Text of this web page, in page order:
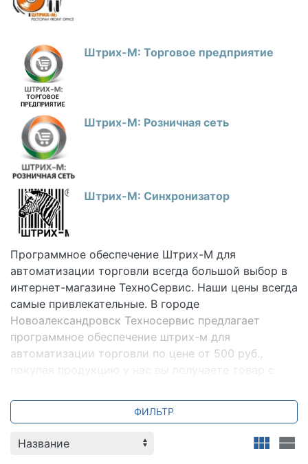
Штрих-М: Торговое предприятие
Штрих-М: Розничная сеть
Штрих-М: Синхронизатор
Программное обеспечение Штрих-М для
автоматизации торговли всегда большой выбор в
интернет-магазине ТехноСервис. Наши цены всегда
самые привлекательные. В городе
Новоалександровск Техносервис предлагает
программное обеспечение штрих-м для
автоматизации торговли по цене от 500 руб.,
период эксплуатации. Заказать Программное
обеспечение Штрих-М для автоматизации
торговли городе Новоалександровск можно с
доставкой и настройкой. Всегда для вас
ФИЛЬТР